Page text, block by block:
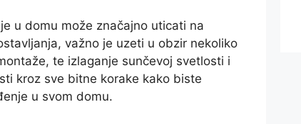
u domu može značajno uticati na
važno je uzeti u obzir nekoliko
te izlaganje sunčevoj svetlosti i
kroz sve bitne korake kako biste
u svom domu.